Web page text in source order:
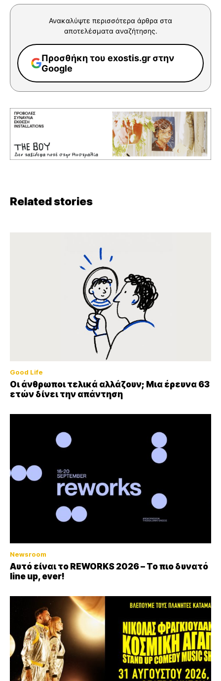
Ανακαλύψτε περισσότερα άρθρα στα
αποτελέσματα αναζήτησης.
Προσθήκη του exostis.gr στην
Google
Related stories
Good Life
Οι άνθρωποι τελικά αλλάζουν; Μια έρευνα 63
ετών δίνει την απάντηση
Newsroom
Αυτό είναι το REWORKS 2026 – Το πιο δυνατό
line up, ever!